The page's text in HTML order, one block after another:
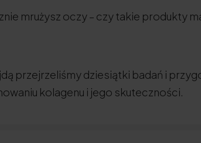
mrużysz oczy – czy takie produkty
przejrzeliśmy dziesiątki badań i
kolagenu i jego skuteczności.